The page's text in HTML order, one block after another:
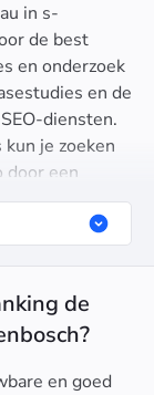
in s-
de best
en onderzoek
en de
diensten.
je zoeken
door een
de
en goed